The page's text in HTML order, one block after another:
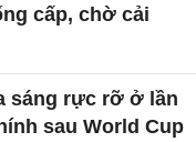
cấp, chờ cải
sáng rực rỡ ở lần
sau World Cup